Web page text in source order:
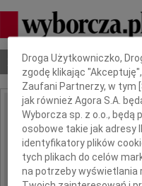
Nekrologi Odeszli
IMIĘ I NAZWISKO:
REGION: Warszawa
DATA EMISJI:
Dbamy o Twoją
Droga Użytkowniczko,
zgodę klikając
Zaufani Partnerzy, w tym [
jak również Agora S.A.
Wyborcza sp. z o.o.,
osobowe takie jak adresy
identyfikatory plików
tych plikach do celów
na potrzeby wyświetlania